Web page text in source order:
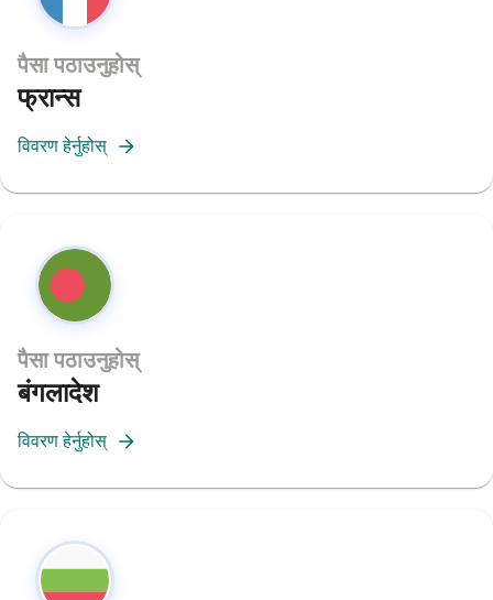
पैसा पठाउनुहोस्
फ्रान्स
विवरण हेर्नुहोस्
पैसा पठाउनुहोस्
बंगलादेश
विवरण हेर्नुहोस्